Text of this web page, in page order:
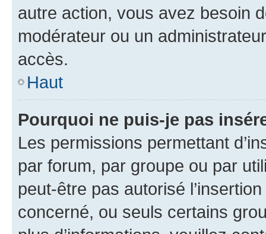
autre action, vous avez besoin
modérateur ou un
accès.
Haut
Pourquoi ne puis-je pas
Les permissions permettant
par forum, par groupe ou par
peut-être pas autorisé
concerné, ou seuls certains